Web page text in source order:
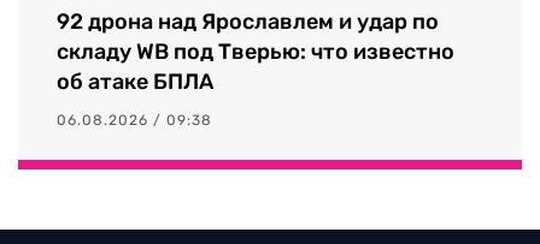
92 дрона над Ярославлем и удар по
складу WB под Тверью: что известно
об атаке БПЛА
06.08.2026 / 09:38